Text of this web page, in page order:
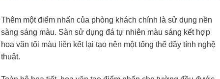
Thêm một điểm nhấn của phòng khách chính là sử dụng nền
sàng sáng màu. Sàn sử dụng đá tự nhiên màu sáng kết hợp
hoa văn tối màu liên kết lại tạo nên một tổng thể đầy tính nghệ
thuật.